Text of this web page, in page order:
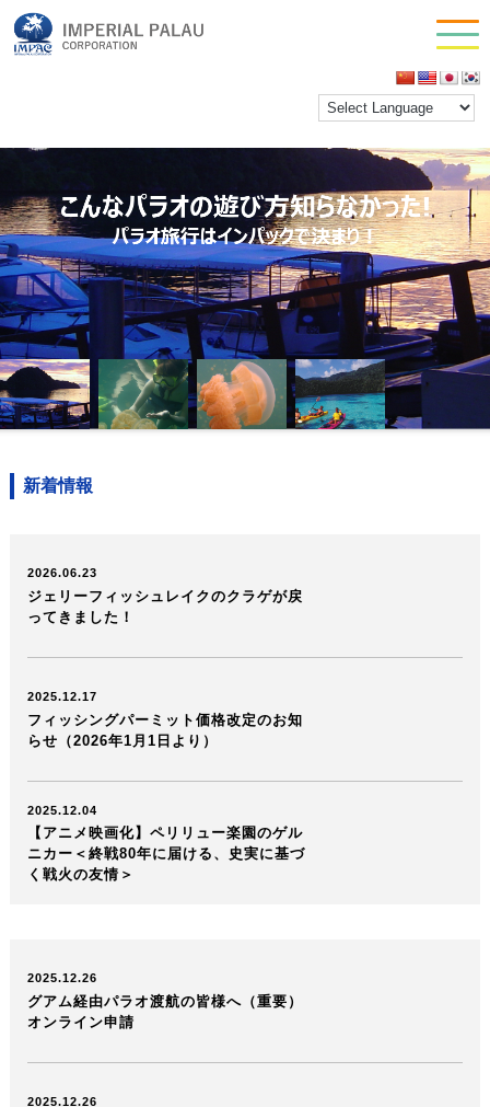
新着情報
2026.06.23
ジェリーフィッシュレイクのクラゲが戻
ってきました！
2025.12.17
フィッシングパーミット価格改定のお知
らせ（2026年1月1日より）
2025.12.04
【アニメ映画化】ペリリュー楽園のゲル
ニカー＜終戦80年に届ける、史実に基づ
く戦火の友情＞
2025.12.26
グアム経由パラオ渡航の皆様へ（重要）
オンライン申請
2025.12.26